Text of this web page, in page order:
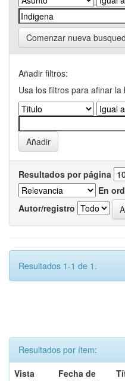
Comenzar nueva
Añadir filtros:
Usa los filtros para afinar la
Resultados por página
En
Autor/registro
Resultados 1-1 de 1.
Resultados por ítem:
Vista
Fecha de